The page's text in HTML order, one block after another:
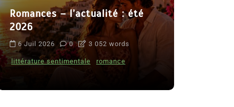
Romances – l’actualité : été
2026
6 Juil 2026 0 3 052 words
littérature sentimentale romance